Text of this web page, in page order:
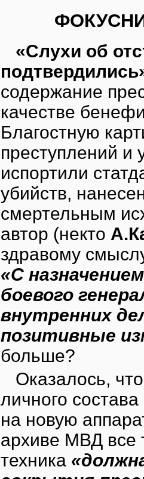
«Слухи об
содержание
качестве
Благостную
преступлений и
испортили
убийств,
смертельным
автор (некто
здравому
«С
боевого
внутренних
позитивные
больше?
Оказалось,
личного
на новую
архиве МВД
техника